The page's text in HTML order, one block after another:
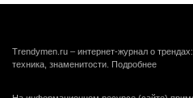
Trendymen.ru – интернет-журнал о
техника, знаменитости. Подробнее